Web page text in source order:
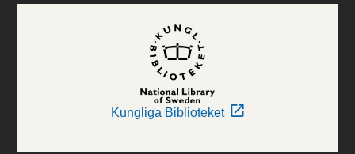
Kungliga Biblioteket